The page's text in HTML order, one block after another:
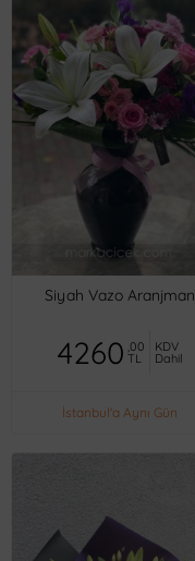
Siyah Vazo Aranjman
4260 ,00
TL
KDV
Dahil
İstanbul'a Aynı Gün